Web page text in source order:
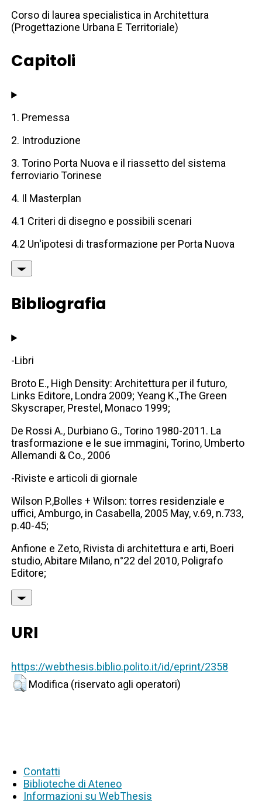
Corso di laurea specialistica in Architettura
(Progettazione Urbana E Territoriale)
Capitoli
1. Premessa
2. Introduzione
3. Torino Porta Nuova e il riassetto del sistema
ferroviario Torinese
4. Il Masterplan
4.1 Criteri di disegno e possibili scenari
4.2 Un'ipotesi di trasformazione per Porta Nuova
Bibliografia
-Libri
Broto E., High Density: Architettura per il futuro,
Links Editore, Londra 2009; Yeang K.,The Green
Skyscraper, Prestel, Monaco 1999;
De Rossi A., Durbiano G., Torino 1980-2011. La
trasformazione e le sue immagini, Torino, Umberto
Allemandi & Co., 2006
-Riviste e articoli di giornale
Wilson P.,Bolles + Wilson: torres residenziale e
uffici, Amburgo, in Casabella, 2005 May, v.69, n.733,
p.40-45;
Anfione e Zeto, Rivista di architettura e arti, Boeri
studio, Abitare Milano, n°22 del 2010, Poligrafo
Editore;
URI
https://webthesis.biblio.polito.it/id/eprint/2358
Modifica (riservato agli operatori)
Contatti
Biblioteche di Ateneo
Informazioni su WebThesis